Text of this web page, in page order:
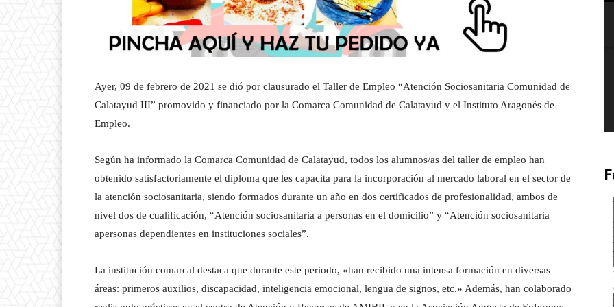
Ayer, 09 de febrero de 2021 se dió por clausurado el Taller de Empleo “Atención Sociosanitaria Comunidad de
Calatayud III” promovido y financiado por la Comarca Comunidad de Calatayud y el Instituto Aragonés de
Empleo.
Según ha informado la Comarca Comunidad de Calatayud, todos los alumnos/as del taller de empleo han
obtenido satisfactoriamente el diploma que les capacita para la incorporación al mercado laboral en el sector de
la atención sociosanitaria, siendo formados durante un año en dos certificados de profesionalidad, ambos de
nivel dos de cualificación, “Atención sociosanitaria a personas en el domicilio” y “Atención sociosanitaria
apersonas dependientes en instituciones sociales”.
La institución comarcal destaca que durante este periodo, «han recibido una intensa formación en diversas
áreas: primeros auxilios, discapacidad, inteligencia emocional, lengua de signos, etc.» Además, han colaborado